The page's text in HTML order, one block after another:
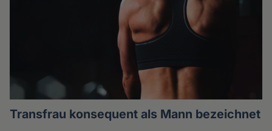
Transfrau konsequent als Mann bezeichnet